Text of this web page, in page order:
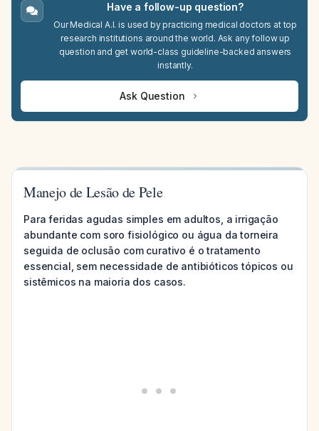
Have a follow-up question?
Our Medical A.I. is used by practicing medical doctors at top
research institutions around the world. Ask any follow up
question and get world-class guideline-backed answers
instantly.
Ask Question
Manejo de Lesão de Pele
Para feridas agudas simples em adultos, a irrigação
abundante com soro fisiológico ou água da torneira
seguida de oclusão com curativo é o tratamento
essencial, sem necessidade de antibióticos tópicos ou
sistêmicos na maioria dos casos.